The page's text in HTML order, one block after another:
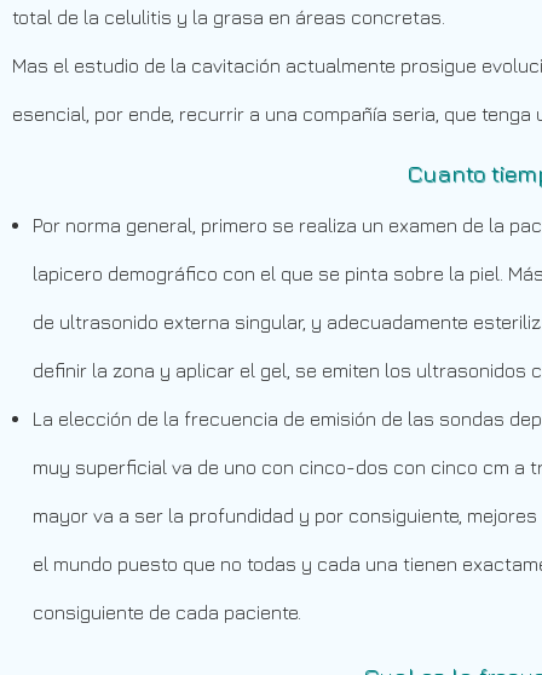
total de la celulitis y la grasa en áreas concretas.
Mas el estudio de la cavitación actualmente prosigue
esencial, por ende, recurrir a una compañía seria, que
Cuanto
Por norma general, primero se realiza un examen de la
lapicero demográfico con el que se pinta sobre la piel.
de ultrasonido externa singular, y adecuadamente
definir la zona y aplicar el gel, se emiten los ultrasonidos
La elección de la frecuencia de emisión de las sondas
muy superficial va de uno con cinco-dos con cinco cm a
mayor va a ser la profundidad y por consiguiente,
el mundo puesto que no todas y cada una tienen
consiguiente de cada paciente.